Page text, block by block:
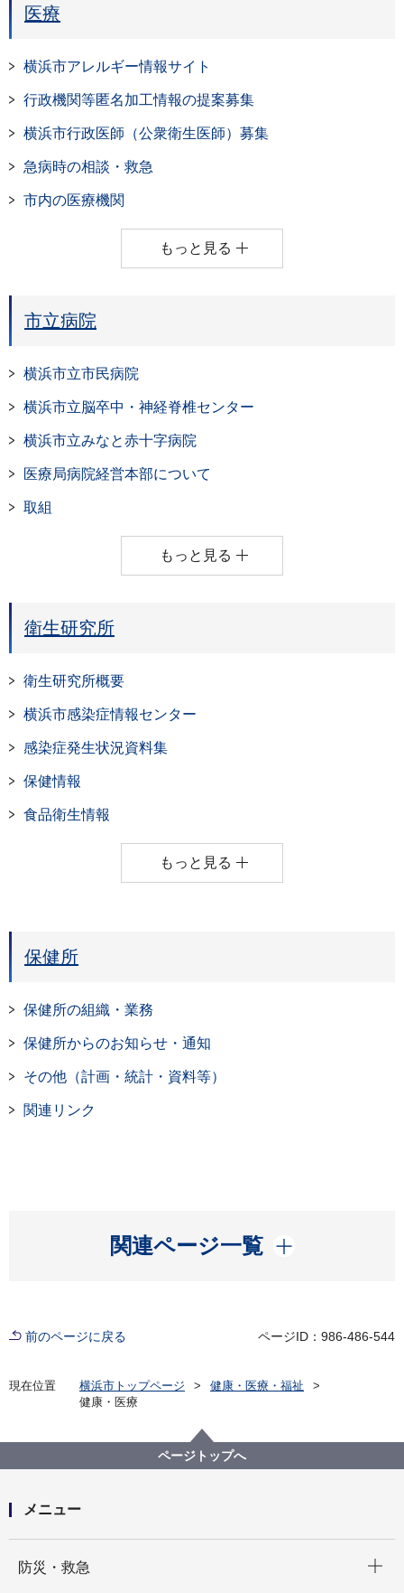
医療
横浜市アレルギー情報サイト
行政機関等匿名加工情報の提案募集
横浜市行政医師（公衆衛生医師）募集
急病時の相談・救急
市内の医療機関
もっと見る
市立病院
横浜市立市民病院
横浜市立脳卒中・神経脊椎センター
横浜市立みなと赤十字病院
医療局病院経営本部について
取組
もっと見る
衛生研究所
衛生研究所概要
横浜市感染症情報センター
感染症発生状況資料集
保健情報
食品衛生情報
もっと見る
保健所
保健所の組織・業務
保健所からのお知らせ・通知
その他（計画・統計・資料等）
関連リンク
関連ページ一覧
開く
前のページに戻る ページID：986-486-544
現在位置 横浜市トップページ
健康・医療・福祉
健康・医療
ページトップへ
メニュー
防災・救急